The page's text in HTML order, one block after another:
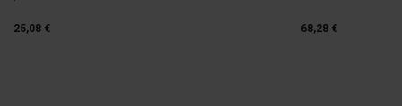
25,08 € 68,28 €